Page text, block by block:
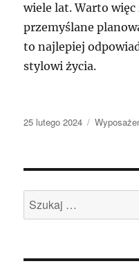
wiele lat. Warto więc
przemyślane
to najlepiej
stylowi życia.
Data
25 lutego 2024 Kategorie
Szukaj: